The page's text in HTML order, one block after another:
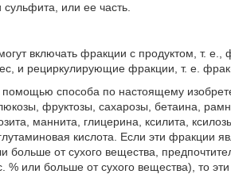
или ее часть.
включать фракции с продуктом, т.
и рециркулирующие фракции, т. е.
способа по настоящему
фруктозы, сахарозы, бетаина,
маннита, глицерина, ксилита,
кислота. Если эти фракции
больше от сухого вещества,
% или больше от сухого вещества), то